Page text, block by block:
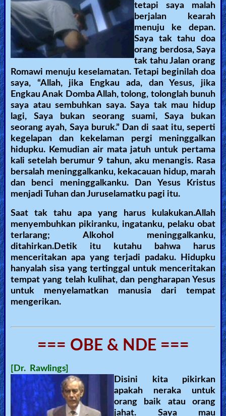
tetapi saya malah
berjalan kearah
menuju ke depan.
Saya tak tahu doa
orang berdosa, Saya
tak tahu Jalan orang
Romawi menuju keselamatan. Tetapi beginilah doa
saya, “Allah, jika Engkau ada, dan Yesus, jika
Engkau Anak Domba Allah, tolong, tolonglah bunuh
saya atau sembuhkan saya. Saya tak mau hidup
lagi, Saya bukan seorang suami, Saya bukan
seorang ayah, Saya buruk.” Dan di saat itu, seperti
kegelapan dan kekelaman pergi meninggalkan
hidupku. Kemudian air mata jatuh untuk pertama
kali setelah berumur 9 tahun, aku menangis. Rasa
bersalah meninggalkanku, kekacauan hidup, marah
dan benci meninggalkanku. Dan Yesus Kristus
menjadi Tuhan dan Juruselamatku pagi itu.
Saat tak tahu apa yang harus kulakukan.Allah
menyembuhkan pikiranku, ingatanku, pelaku obat
terlarang; Alkohol meninggalkanku,
ditahirkan.Detik itu kutahu bahwa harus
menceritakan apa yang terjadi padaku. Hidupku
hanyalah sisa yang tertinggal untuk menceritakan
tempat yang telah kulihat, dan pengharapan Yesus
untuk menyelamatkan manusia dari tempat
mengerikan.
=== OBE & NDE ===
[Dr. Rawlings]
Disini kita pikirkan
apakah neraka untuk
orang baik atau orang
jahat. Saya mau